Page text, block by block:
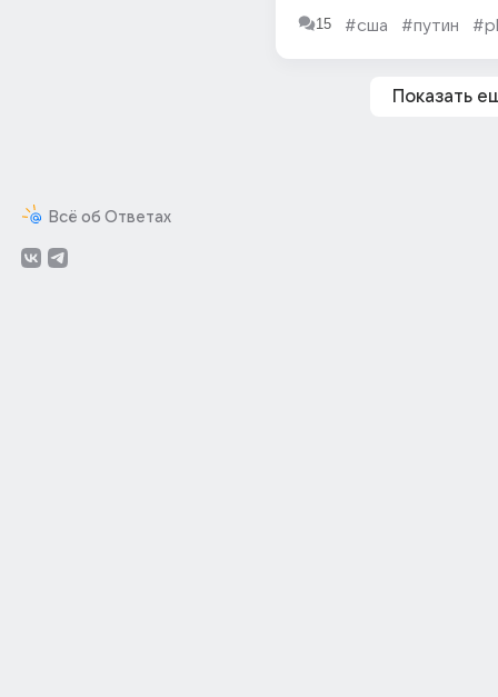
Всё об Ответах
Путин ответил
15 #сша #путин
Показать